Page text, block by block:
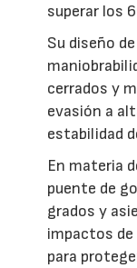
superar los
Su diseño
cerrados y
evasión a
estabilidad
En materia
puente de
grados y
impactos
para